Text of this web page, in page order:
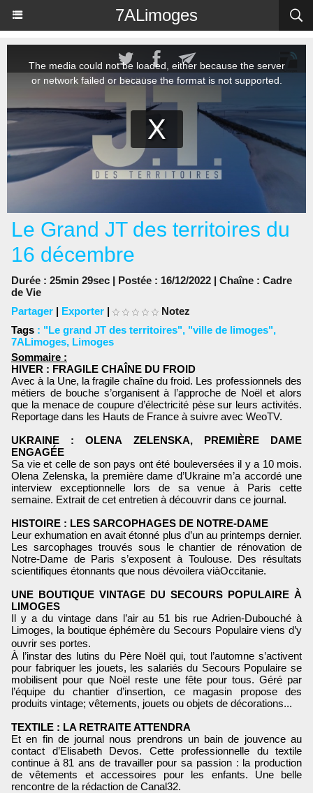
7ALimoges
Le Grand JT des territoires du
16 décembre
Durée : 25min 29sec | Postée : 16/12/2022 | Chaîne : Cadre
de Vie
Partager | Exporter |
Notez
Tags : "Le grand JT des territoires", "ville de limoges",
7ALimoges, Limoges
Sommaire :
HIVER : FRAGILE CHAÎNE DU FROID
Avec à la Une, la fragile chaîne du froid. Les professionnels des
métiers de bouche s’organisent à l’approche de Noël et alors
que la menace de coupure d’électricité pèse sur leurs activités.
Reportage dans les Hauts de France à suivre avec WeoTV.
UKRAINE : OLENA ZELENSKA, PREMIÈRE DAME
ENGAGÉE
Sa vie et celle de son pays ont été bouleversées il y a 10 mois.
Olena Zelenska, la première dame d’Ukraine m’a accordé une
interview exceptionnelle lors de sa venue à Paris cette
semaine. Extrait de cet entretien à découvrir dans ce journal.
HISTOIRE : LES SARCOPHAGES DE NOTRE-DAME
Leur exhumation en avait étonné plus d’un au printemps dernier.
Les sarcophages trouvés sous le chantier de rénovation de
Notre-Dame de Paris s’exposent à Toulouse. Des résultats
scientifiques étonnants que nous dévoilera viàOccitanie.
UNE BOUTIQUE VINTAGE DU SECOURS POPULAIRE À
LIMOGES
Il y a du vintage dans l’air au 51 bis rue Adrien-Dubouché à
Limoges, la boutique éphémère du Secours Populaire viens d’y
ouvrir ses portes.
À l’instar des lutins du Père Noël qui, tout l’automne s’activent
pour fabriquer les jouets, les salariés du Secours Populaire se
mobilisent pour que Noël reste une fête pour tous. Géré par
l’équipe du chantier d’insertion, ce magasin propose des
produits vintage; vêtements, jouets ou objets de décorations...
TEXTILE : LA RETRAITE ATTENDRA
Et en fin de journal nous prendrons un bain de jouvence au
contact d’Elisabeth Devos. Cette professionnelle du textile
continue à 81 ans de travailler pour sa passion : la production
de vêtements et accessoires pour les enfants. Une belle
rencontre de la rédaction de Canal32.